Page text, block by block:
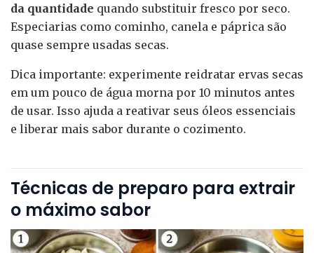
da quantidade quando substituir fresco por seco.
Especiarias como cominho, canela e páprica são
quase sempre usadas secas.
Dica importante: experimente reidratar ervas secas
em um pouco de água morna por 10 minutos antes
de usar. Isso ajuda a reativar seus óleos essenciais
e liberar mais sabor durante o cozimento.
Técnicas de preparo para extrair
o máximo sabor